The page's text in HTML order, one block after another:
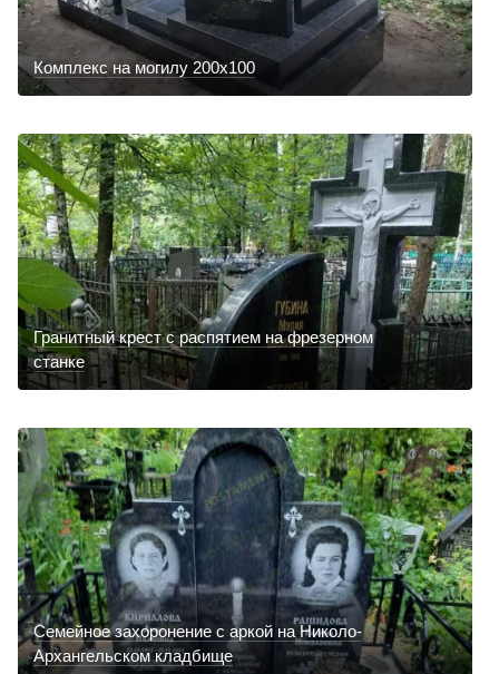
Комплекс на могилу 200х100
Гранитный крест с распятием на фрезерном
станке
Семейное захоронение с аркой на Николо-
Архангельском кладбище